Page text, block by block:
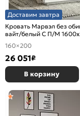
Доставим завтра
Кровать Марвэл без
вайт/белый С П/М
ортопедическое
изголовье жесткое
160×200
26 051₽
В корзину